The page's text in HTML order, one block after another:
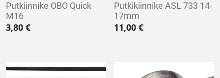
Putkiinnike OBO Quick
M16
3,80 €
Putkikiinnike ASL 733 14-
17mm
11,00€